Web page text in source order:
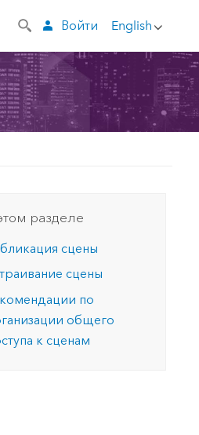
English
Войти
разделе
сцены
сцены
по
общего
к сценам